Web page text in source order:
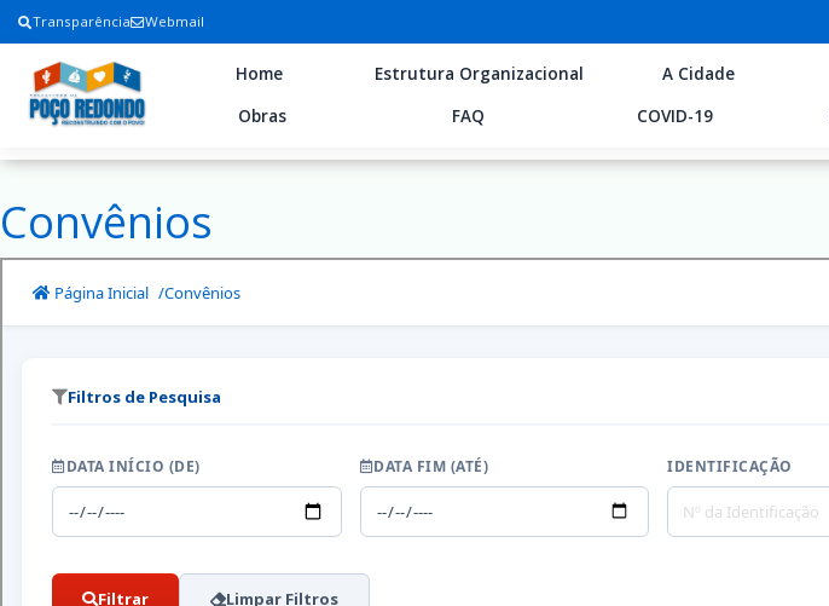
Transparência Webmail
Home Estrutura Organizacional A Cidade
Obras
FAQ COVID-19
Convênios